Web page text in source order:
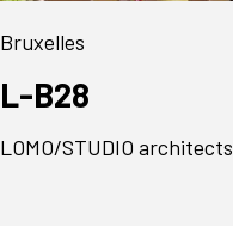
Bruxelles
L-B28
LOMO/STUDIO architects